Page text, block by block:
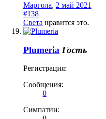
Маргола, 2 май 2021
#138
Света нравится это.
Plumeria Гость
Регистрация:
Сообщения:
0
Симпатии: